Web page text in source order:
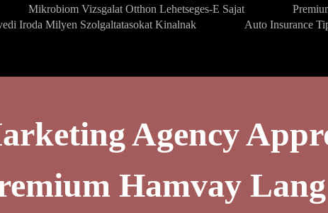
Mikrobiom Vizsgalat Otthon Lehetseges-E Sajat
Iroda Milyen Szolgaltatasokat Kinalnak Auto Insurance
Agency
Hamvay